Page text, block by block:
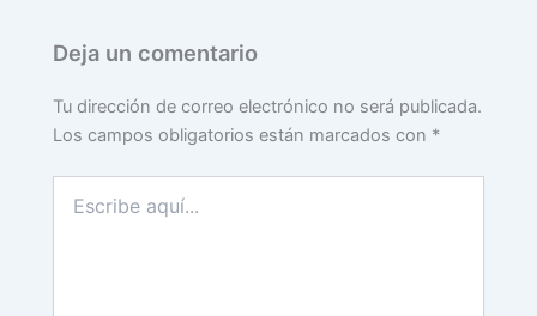
Deja un comentario
Tu dirección de correo electrónico no será publicada.
Los campos obligatorios están marcados con *
aquí...